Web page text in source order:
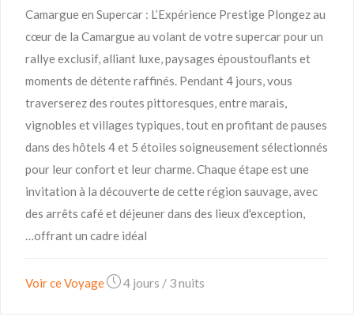
Camargue en Supercar : L’Expérience Prestige Plongez au
cœur de la Camargue au volant de votre supercar pour un
rallye exclusif, alliant luxe, paysages époustouflants et
moments de détente raffinés. Pendant 4 jours, vous
traverserez des routes pittoresques, entre marais,
vignobles et villages typiques, tout en profitant de pauses
dans des hôtels 4 et 5 étoiles soigneusement sélectionnés
pour leur confort et leur charme. Chaque étape est une
invitation à la découverte de cette région sauvage, avec
des arrêts café et déjeuner dans des lieux d'exception,
offrant un cadre idéal…
4 jours / 3 nuits
Voir ce Voyage